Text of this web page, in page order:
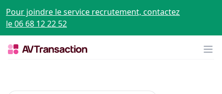
Pour joindre le service recrutement, contactez
le 06 68 12 22 52